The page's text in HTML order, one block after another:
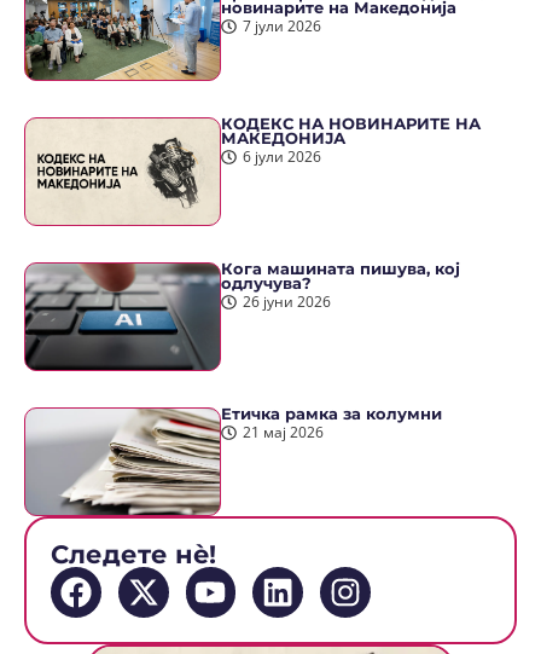
новинарите на Македонија
7 јули 2026
КОДЕКС НА НОВИНАРИТЕ НА
МАКЕДОНИЈА
6 јули 2026
Кога машината пишува, кој
одлучува?
26 јуни 2026
Етичка рамка за колумни
21 мај 2026
Следете нè!